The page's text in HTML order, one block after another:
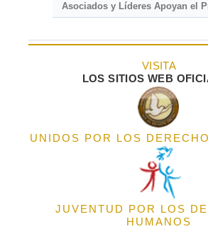
Asociados y Líderes Apoyan el
VISITA
LOS SITIOS WEB
UNIDOS POR LOS
JUVENTUD POR LOS
HUMANOS